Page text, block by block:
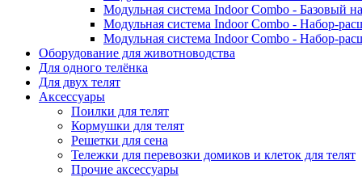
Модульная система Indoor Combo - Базовый
Модульная система Indoor Combo - Набор-
Модульная система Indoor Combo - Набор-
Оборудование для животноводства
Для одного телёнка
Для двух телят
Аксессуары
Поилки для телят
Кормушки для телят
Решетки для сена
Тележки для перевозки домиков и клеток для телят
Прочие аксессуары